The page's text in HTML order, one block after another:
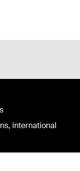
international